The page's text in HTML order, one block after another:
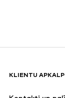
KLIENTU